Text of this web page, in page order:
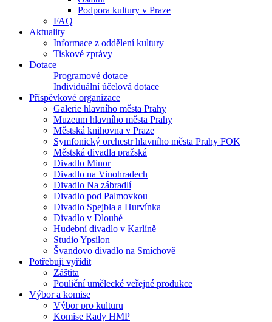
Podpora kultury v Praze
FAQ
Aktuality
Informace z oddělení kultury
Tiskové zprávy
Dotace
Programové dotace
Individuální účelová dotace
Příspěvkové organizace
Galerie hlavního města Prahy
Muzeum hlavního města Prahy
Městská knihovna v Praze
Symfonický orchestr hlavního města Prahy FOK
Městská divadla pražská
Divadlo Minor
Divadlo na Vinohradech
Divadlo Na zábradlí
Divadlo pod Palmovkou
Divadlo Spejbla a Hurvínka
Divadlo v Dlouhé
Hudební divadlo v Karlíně
Studio Ypsilon
Švandovo divadlo na Smíchově
Potřebuji vyřídit
Záštita
Pouliční umělecké veřejné produkce
Výbor a komise
Výbor pro kulturu
Komise Rady HMP